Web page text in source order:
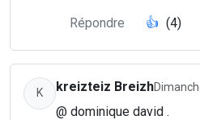
Répondre 👍 (4)
K kreizteiz Breizh
@ dominique david .